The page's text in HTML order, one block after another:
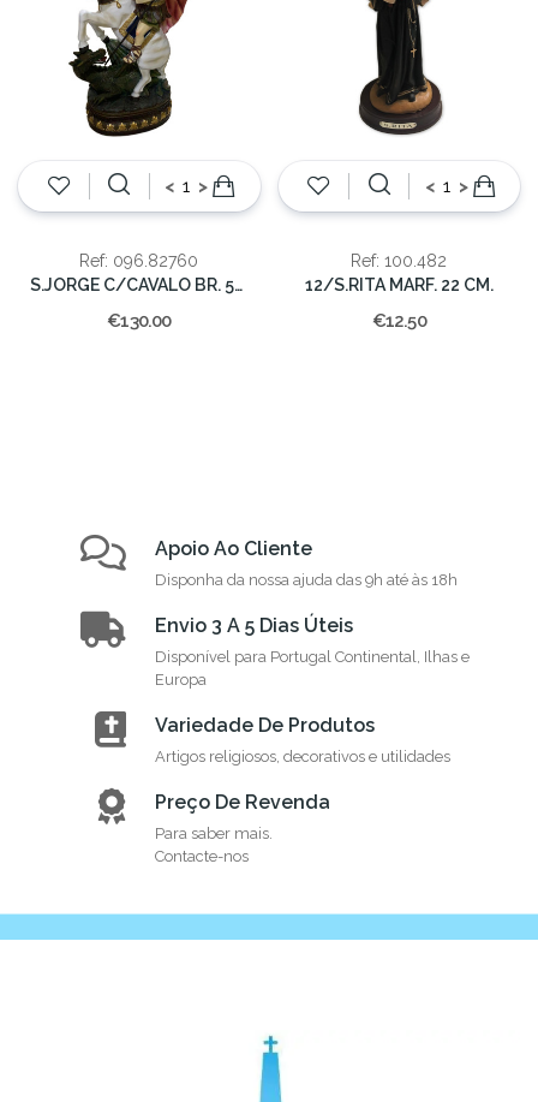
< >
Ref: 096.82760
S.JORGE C/CAVALO BR. 59cm(CX.1)
€130.00
< >
Ref: 100.482
12/S.RITA MARF. 22 CM.
€12.50
Apoio Ao Cliente
Disponha da nossa ajuda das 9h até às 18h
Envio 3 A 5 Dias Úteis
Disponível para Portugal Continental, Ilhas e
Europa
Variedade De Produtos
Artigos religiosos, decorativos e utilidades
Preço De Revenda
Para saber mais.
Contacte-nos